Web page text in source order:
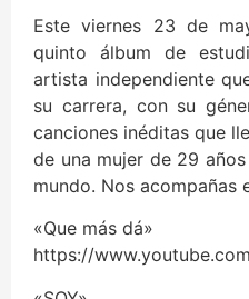
Este viernes 23 de
quinto álbum de
artista independiente
su carrera, con su
canciones inéditas que
de una mujer de 29
mundo. Nos acompañas
«Que más dá»
https://